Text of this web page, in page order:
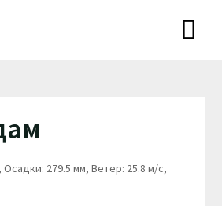
Осадки: 279.5 мм, Ветер: 25.8 м/с,